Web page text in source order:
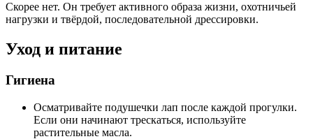
Скорее нет. Он требует активного образа жизни, охотничьей
нагрузки и твёрдой, последовательной дрессировки.
Уход и питание
Гигиена
Осматривайте подушечки лап после каждой прогулки.
Если они начинают трескаться, используйте
растительные масла.